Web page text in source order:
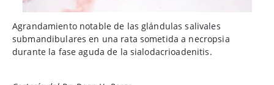
Agrandamiento notable de las glándulas salivales
submandibulares en una rata sometida a necropsia
durante la fase aguda de la sialodacrioadenitis.